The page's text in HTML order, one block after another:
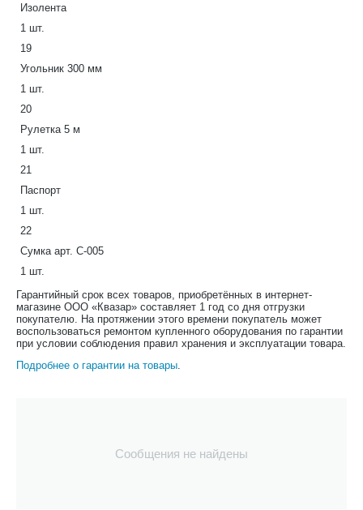
Изолента
1 шт.
19
Угольник 300 мм
1 шт.
20
Рулетка 5 м
1 шт.
21
Паспорт
1 шт.
22
Сумка арт. С-005
1 шт.
Гарантийный срок всех товаров, приобретённых в интернет-
магазине ООО «Квазар» составляет 1 год со дня отгрузки
покупателю. На протяжении этого времени покупатель может
воспользоваться ремонтом купленного оборудования по гарантии
при условии соблюдения правил хранения и эксплуатации товара.
Подробнее о гарантии на товары
Сообщения не найдены